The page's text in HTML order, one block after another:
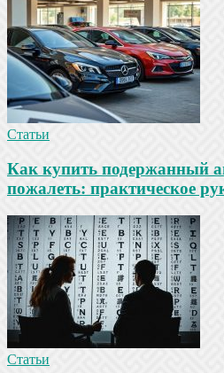
Статьи
Как купить подержанный
пожалеть: практическое
Статьи